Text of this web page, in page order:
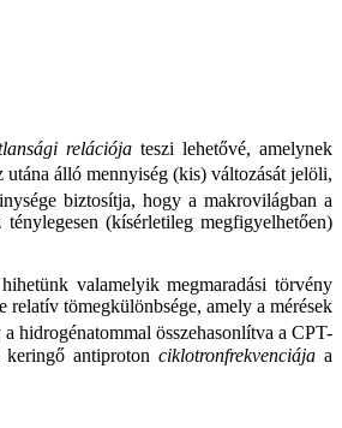
relációjateszi lehetővé, amelynek
utána álló mennyiség (kis) változását jelöli,
biztosítja, hogy a makrovilágban a
(kísérletileg megfigyelhetően)
valamelyik megmaradási törvény
relatív tömegkülönbsége, amely a mérések
hidrogénatommal összehasonlítva a CPT-
keringő antiproton ciklotronfrekvenciája a